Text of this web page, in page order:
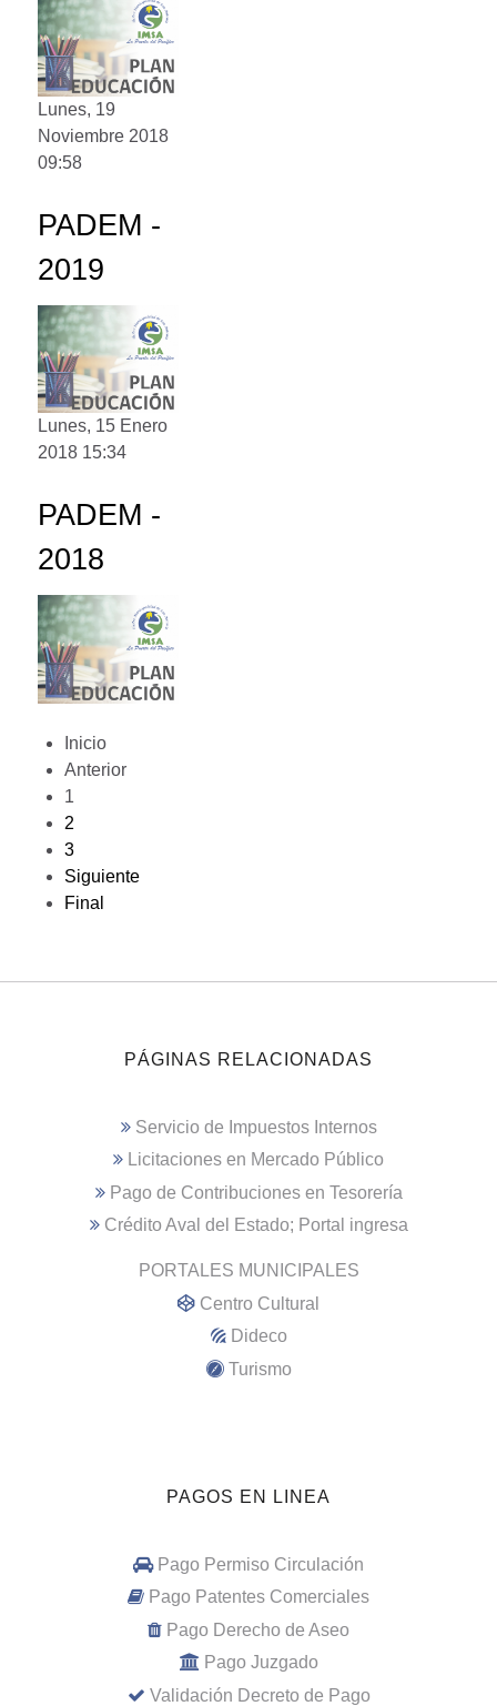
Lunes, 19
Noviembre 2018
09:58
PADEM -
2019
Lunes, 15 Enero
2018 15:34
PADEM -
2018
Inicio
Anterior
1
2
3
Siguiente
Final
PÁGINAS RELACIONADAS
Servicio de Impuestos Internos
Licitaciones en Mercado Público
Pago de Contribuciones en Tesorería
Crédito Aval del Estado; Portal ingresa
PORTALES MUNICIPALES
Centro Cultural
Dideco
Turismo
PAGOS EN LINEA
Pago Permiso Circulación
Pago Patentes Comerciales
Pago Derecho de Aseo
Pago Juzgado
Validación Decreto de Pago